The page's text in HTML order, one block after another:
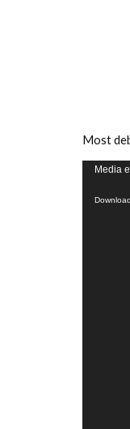
Most
Media